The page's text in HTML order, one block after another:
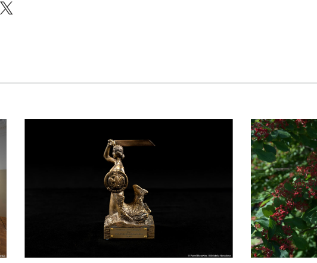
na bezpłatne zwiedzanie skarbca Biblioteki Narodowej
czytaj więcej o Dyrektor BN otrzymał Nagrodę m. st. Warszawyczytaj więcej o